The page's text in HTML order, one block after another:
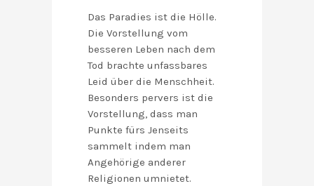
Das Paradies ist die Hölle.
Die Vorstellung vom
besseren Leben nach dem
Tod brachte unfassbares
Leid über die Menschheit.
Besonders pervers ist die
Vorstellung, dass man
Punkte fürs Jenseits
sammelt indem man
Angehörige anderer
Religionen umnietet.